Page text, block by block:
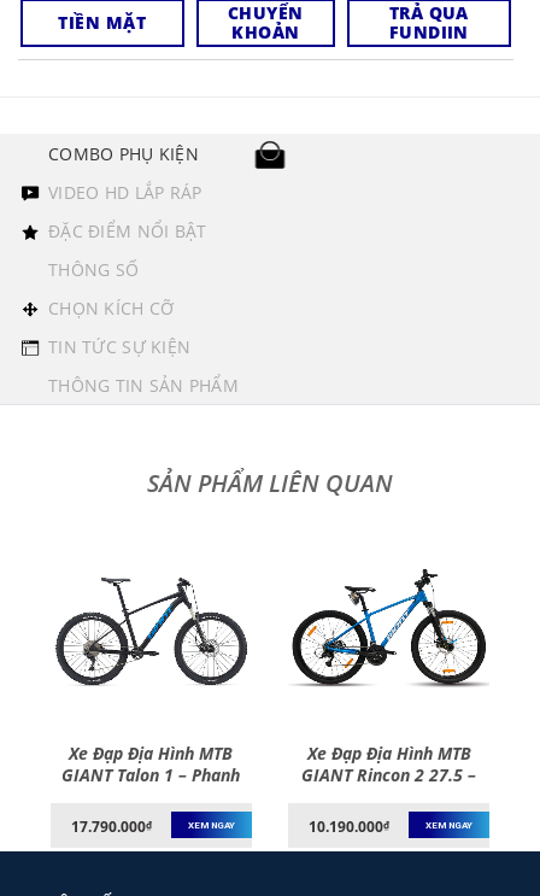
TIỀN MẶT
CHUYỂN
KHOẢN
TRẢ QUA
FUNDIIN
COMBO PHỤ KIỆN
VIDEO HD LẮP RÁP
ĐẶC ĐIỂM NỔI BẬT
THÔNG SỐ
CHỌN KÍCH CỠ
TIN TỨC SỰ KIỆN
THÔNG TIN SẢN PHẨM
Xe Đạp Địa Hình MTB
GIANT Talon 1 – Phanh
2021
17.790.000₫ XEM NGAY
Xe Đạp Địa Hình MTB
GIANT Rincon 2 27.5 –
10.190.000₫ XEM NGAY